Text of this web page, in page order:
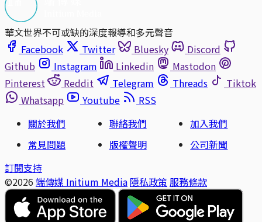
華文世界不可或缺的深度報導和多元聲音
Facebook
Twitter Bluesky
Discord
Github
Instagram Linkedin
Mastodon
Pinterest
Reddit Telegram Threads
Tiktok
Whatsapp
Youtube
RSS
關於我們
聯絡我們
加入我們
常見問題
版權聲明
公司新聞
訂閱支持
©2026 端傳媒 Initium Media 隱私政策 服務條款